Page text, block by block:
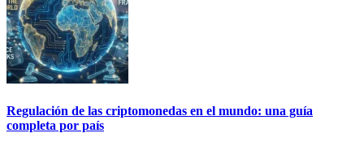
Regulación de las criptomonedas en el mundo: una guía
completa por país